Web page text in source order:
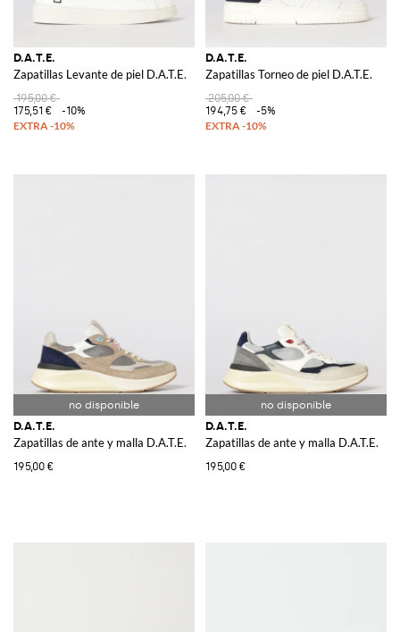
D.A.T.E.
Zapatillas Levante de piel D.A.T.E.
195,00 €
175,51 €
-10%
D.A.T.E.
Zapatillas Torneo de piel D.A.T.E.
205,00 €
194,75 €
-5%
D.A.T.E.
Zapatillas de ante y malla D.A.T.E.
195,00 €
D.A.T.E.
Zapatillas de ante y malla D.A.T.E.
195,00 €